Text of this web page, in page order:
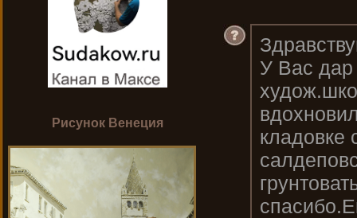
У Вас дар
Рисунок Венеция